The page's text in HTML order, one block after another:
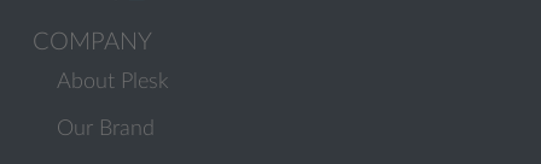
COMPANY
About Plesk
Our Brand